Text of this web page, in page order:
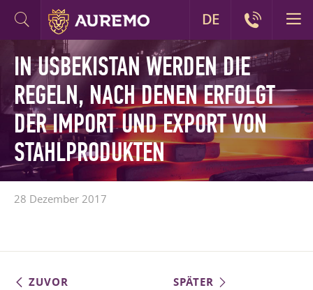
IN USBEKISTAN WERDEN DIE
REGELN, NACH DENEN ERFOLGT
DER IMPORT UND EXPORT VON
STAHLPRODUKTEN
28 Dezember 2017
ZUVOR SPÄTER
DE